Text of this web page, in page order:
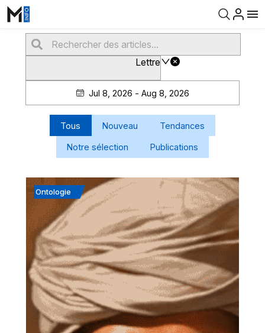
Lettre
Jul 8, 2026 - Aug 8, 2026
Tous Nouveau Tendances
Notre sélection Publications
Ontologie